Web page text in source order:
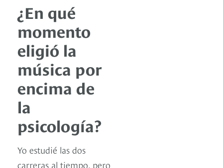
¿En qué
momento
eligió la
música por
encima de
la
psicología?
Yo estudié las dos
carreras al tiempo, pero